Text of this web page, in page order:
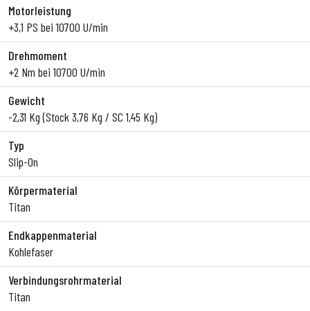
Motorleistung
+3,1 PS bei 10700 U/min
Drehmoment
+2 Nm bei 10700 U/min
Gewicht
-2,31 Kg (Stock 3,76 Kg / SC 1,45 Kg)
Typ
Slip-On
Körpermaterial
Titan
Endkappenmaterial
Kohlefaser
Verbindungsrohrmaterial
Titan